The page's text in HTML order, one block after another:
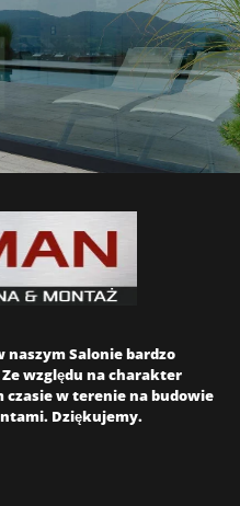
naszym Salonie bardzo
względu na charakter
czasie w terenie na budowie
Dziękujemy.